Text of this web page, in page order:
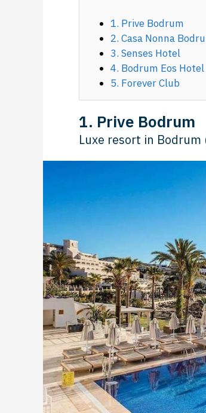
1. Prive Bodrum
2. Casa Nonna
3. Senses Hotel
4. Bodrum Eos Hotel
5. Forever Club
1. Prive Bodrum
Luxe resort in